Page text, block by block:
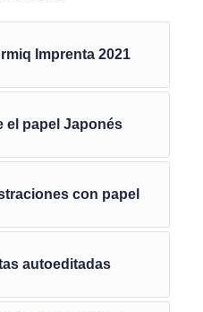
Imprenta 2021
el papel Japonés
con papel
autoeditadas